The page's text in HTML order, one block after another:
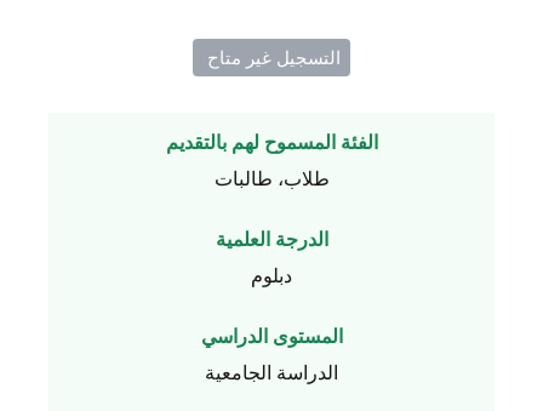
التسجيل غير متاح ​
الفئة المسموح لهم بالتقديم
طلاب، طالبات
الدرجة العلمية
دبلوم
المستوى الدراسي
الدراسة الجامعية